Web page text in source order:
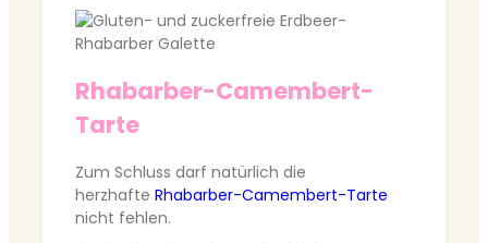
Rhabarber-Camembert-
Tarte
Zum Schluss darf natürlich die
herzhafte Rhabarber-Camembert-Tarte
nicht fehlen.